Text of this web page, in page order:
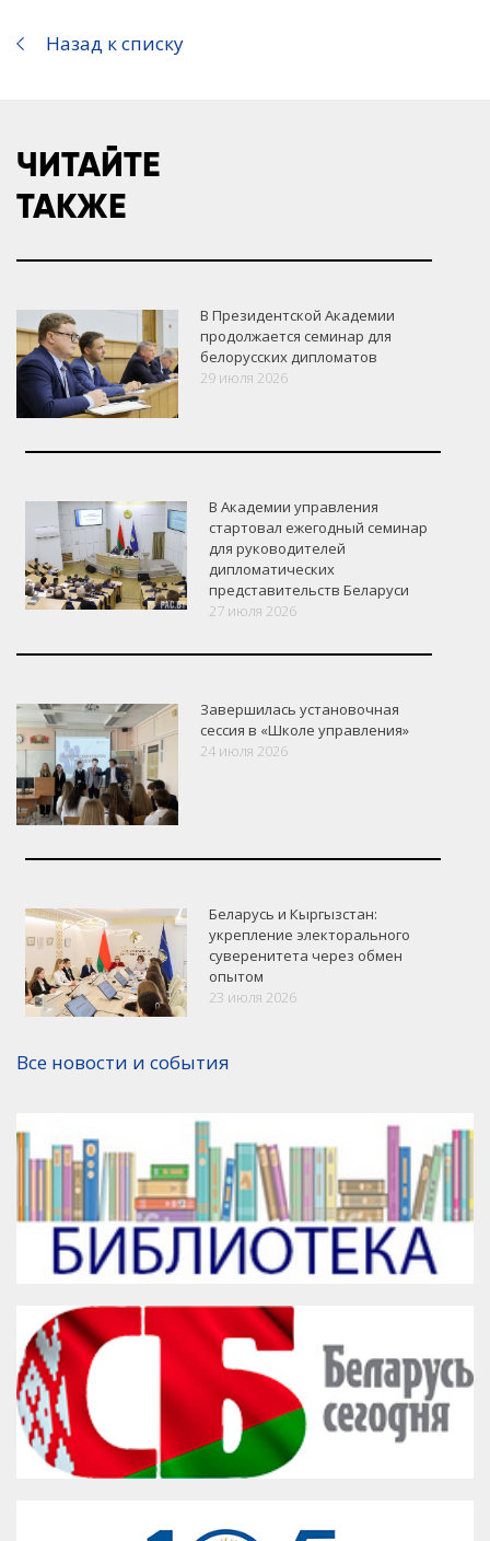
VK Google+ Facebook
Назад к списку
ЧИТАЙТЕ
ТАКЖЕ
В Президентской Академии
продолжается семинар для
белорусских дипломатов
29 июля 2026
В Академии управления
стартовал ежегодный семинар
для руководителей
дипломатических
представительств Беларуси
27 июля 2026
Завершилась установочная
сессия в «Школе управления»
24 июля 2026
Беларусь и Кыргызстан:
укрепление электорального
суверенитета через обмен
опытом
23 июля 2026
Все новости и события